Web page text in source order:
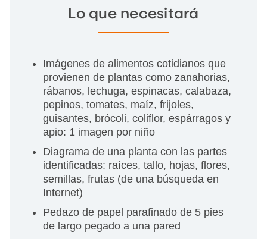
Lo que necesitará
Imágenes de alimentos cotidianos que
provienen de plantas como zanahorias,
rábanos, lechuga, espinacas, calabaza,
pepinos, tomates, maíz, frijoles,
guisantes, brócoli, coliflor, espárragos y
apio: 1 imagen por niño
Diagrama de una planta con las partes
identificadas: raíces, tallo, hojas, flores,
semillas, frutas (de una búsqueda en
Internet)
Pedazo de papel parafinado de 5 pies
de largo pegado a una pared